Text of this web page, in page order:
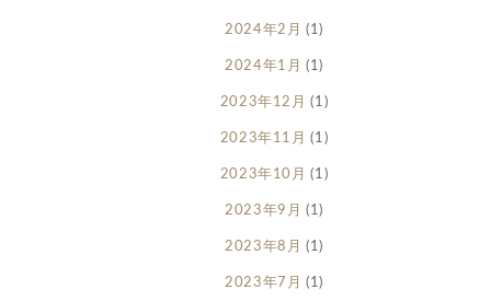
2024年2月 (1)
2024年1月 (1)
2023年12月 (1)
2023年11月 (1)
2023年10月 (1)
2023年9月 (1)
2023年8月 (1)
2023年7月 (1)